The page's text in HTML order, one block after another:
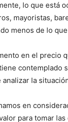
lo que está
mayoristas,
menos de lo que
en el precio
contemplado
la
en
para tomar